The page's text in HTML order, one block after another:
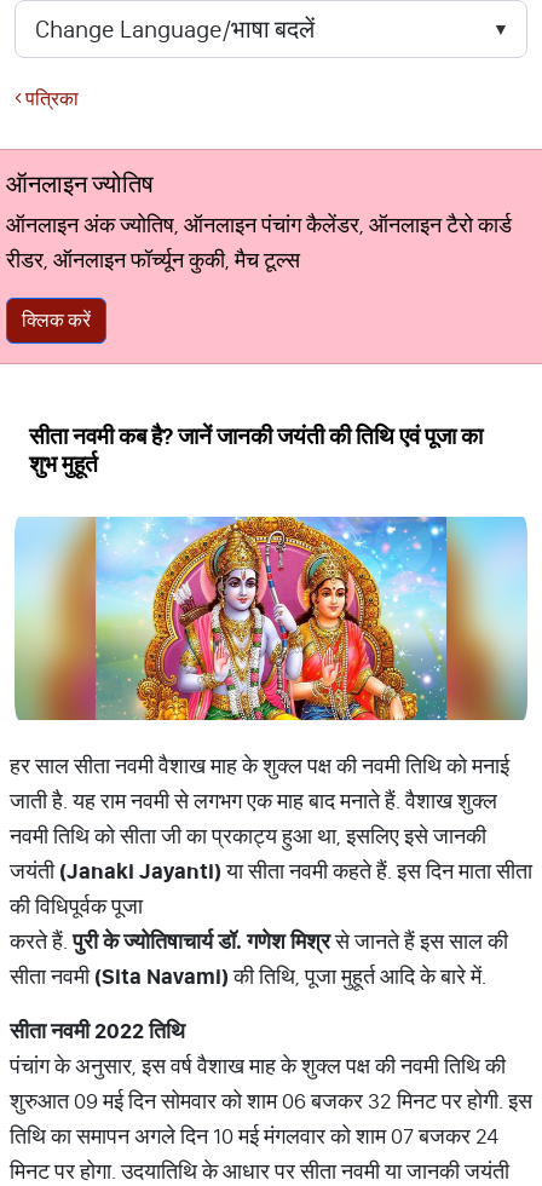
पत्रिका
ऑनलाइन ज्योतिष
ऑनलाइन अंक ज्योतिष, ऑनलाइन पंचांग कैलेंडर, ऑनलाइन टैरो कार्ड
रीडर, ऑनलाइन फॉर्च्यून कुकी, मैच टूल्स
क्लिक करें
सीता नवमी कब है? जानें जानकी जयंती की तिथि एवं पूजा का
शुभ मुहूर्त
हर साल सीता नवमी वैशाख माह के शुक्ल पक्ष की नवमी तिथि को मनाई
जाती है. यह राम नवमी से लगभग एक माह बाद मनाते हैं. वैशाख शुक्ल
नवमी तिथि को सीता जी का प्रकाट्य हुआ था, इसलिए इसे जानकी
जयंती(Janaki Jayanti)या सीता नवमी कहते हैं. इस दिन माता सीता
की विधिपूर्वक पूजा
करते हैं.पुरीकेज्योतिषाचार्यडॉ.गणेशमिश्रसे जानते हैं इस साल की
सीता नवमी(Sita Navami)की तिथि, पूजा मुहूर्त आदि के बारे में.
सीतानवमी2022तिथि
पंचांग के अनुसार, इस वर्ष वैशाख माह के शुक्ल पक्ष की नवमी तिथि की
शुरुआत 09 मई दिन सोमवार को शाम 06 बजकर 32 मिनट पर होगी. इस
तिथि का समापन अगले दिन 10 मई मंगलवार को शाम 07 बजकर 24
मिनट पर होगा. उदयातिथि के आधार पर सीता नवमी या जानकी जयंती